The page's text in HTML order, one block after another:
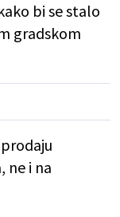
bi se stalo
gradskom
ne i na